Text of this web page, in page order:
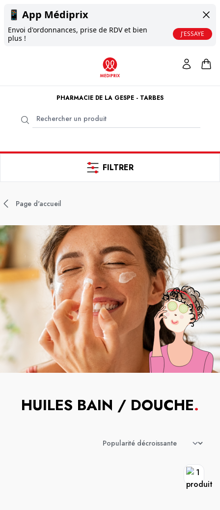
📱 App Médiprix
Envoi d'ordonnances, prise de RDV et bien
plus !
J'ESSAYE
PHARMACIE DE LA GESPE - TARBES
FILTRER
Page d'accueil
HUILES BAIN / DOUCHE.